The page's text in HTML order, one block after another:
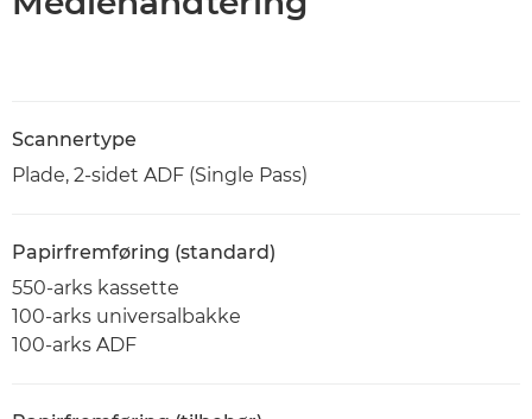
Scannertype
Plade, 2-sidet ADF (Single Pass)
Papirfremføring (standard)
550-arks kassette
100-arks universalbakke
100-arks ADF